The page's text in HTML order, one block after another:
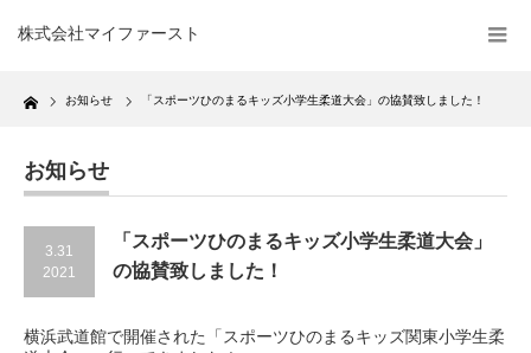
株式会社マイファースト
Home お知らせ 「スポーツひのまるキッズ小学生柔道大会」の協賛致しました！
お知らせ
3.31
2021
「スポーツひのまるキッズ小学生柔道大会」
の協賛致しました！
横浜武道館で開催された「スポーツひのまるキッズ関東小学生柔